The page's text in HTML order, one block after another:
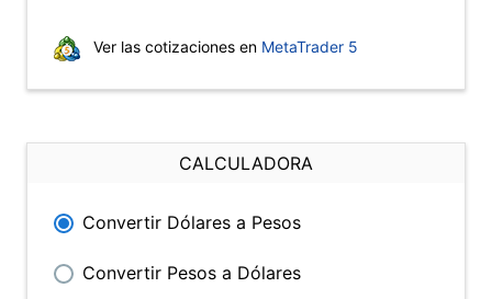
Ver las cotizaciones en MetaTrader 5
CALCULADORA
Convertir Dólares a Pesos
Convertir Pesos a Dólares